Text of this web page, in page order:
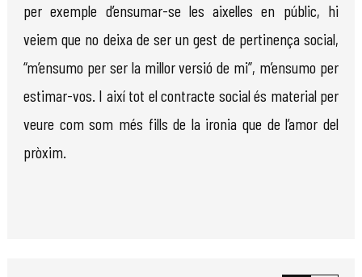
per exemple d’ensumar-se les aixelles en públic, hi
veiem que no deixa de ser un gest de pertinença social,
“m’ensumo per ser la millor versió de mi”, m’ensumo per
estimar-vos. I així tot el contracte social és material per
veure com som més fills de la ironia que de l’amor del
pròxim.